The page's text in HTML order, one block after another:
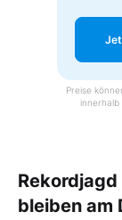
Preise
innerhalb
bleiben am